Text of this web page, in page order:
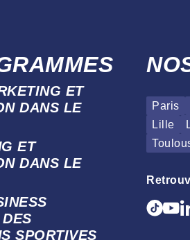
ET
DANS LE
ET
DANS LE
SPORTIVES
Paris
Lille